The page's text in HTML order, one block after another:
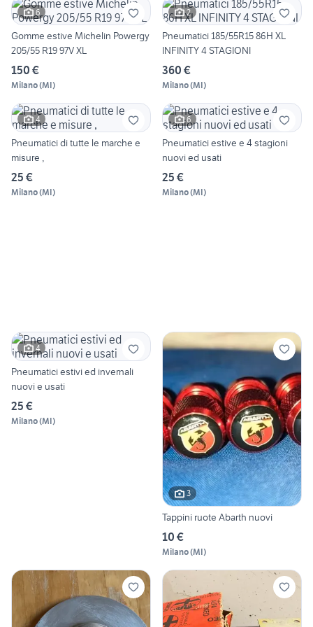
6
Gomme estive Michelin Powergy
205/55 R19 97V XL
150 €
Milano(MI)
2
Pneumatici 185/55R15 86H XL
INFINITY 4 STAGIONI
360 €
Milano(MI)
4
Pneumatici di tutte le marche e
misure ,
25 €
Milano(MI)
6
Pneumatici estive e 4 stagioni
nuovi ed usati
25 €
Milano(MI)
4
Pneumatici estivi ed invernali
nuovi e usati
25 €
Milano(MI)
3
Tappini ruote Abarth nuovi
10 €
Milano(MI)